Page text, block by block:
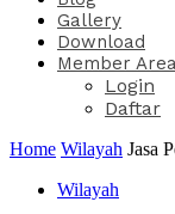
Gallery
Download
Member Area
Login
Daftar
Home Wilayah Jasa
Wilayah